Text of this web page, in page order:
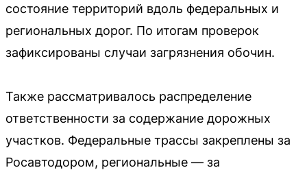
состояние территорий вдоль федеральных и
региональных дорог. По итогам проверок
зафиксированы случаи загрязнения обочин.
Также рассматривалось распределение
ответственности за содержание дорожных
участков. Федеральные трассы закреплены за
Росавтодором, региональные — за